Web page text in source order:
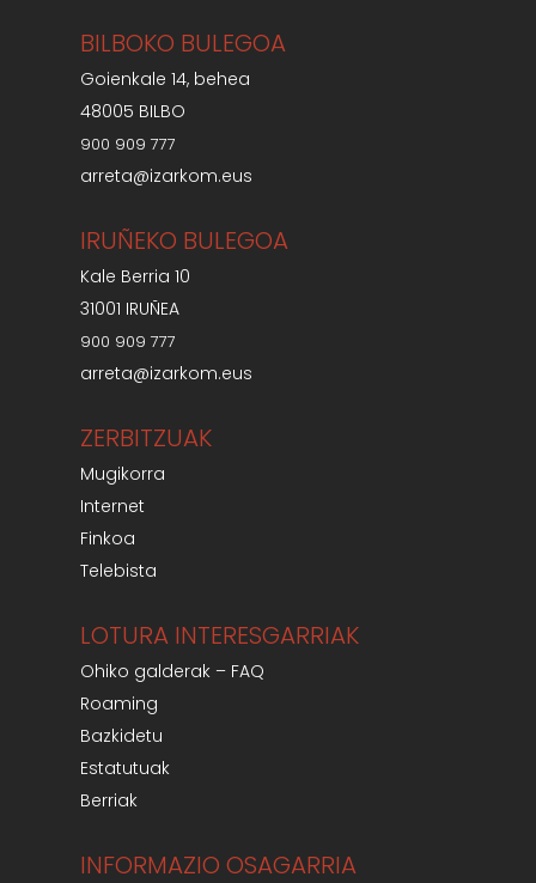
BILBOKO BULEGOA
Goienkale 14, behea
48005 BILBO
900 909 777
arreta@izarkom.eus
IRUÑEKO BULEGOA
Kale Berria 10
31001 IRUÑEA
900 909 777
arreta@izarkom.eus
ZERBITZUAK
Mugikorra
Internet
Finkoa
Telebista
LOTURA INTERESGARRIAK
Ohiko galderak – FAQ
Roaming
Bazkidetu
Estatutuak
Berriak
INFORMAZIO OSAGARRIA